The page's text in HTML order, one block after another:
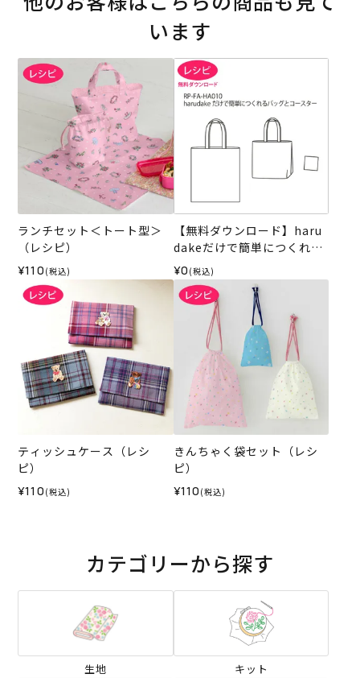
います
ランチセット＜トート型＞
（レシピ）
¥110 (税込)
【無料ダウンロード】haru
dakeだけで簡単につくれる
バッグとコースター
¥0 (税込)
ティッシュケース（レシ
ピ）
¥110 (税込)
きんちゃく袋セット（レシ
ピ）
¥110 (税込)
カテゴリーから探す
生地 キット